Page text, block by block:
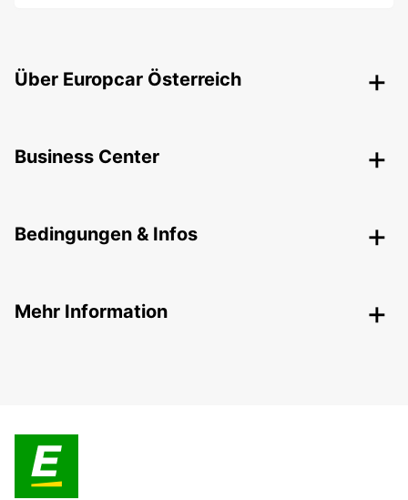
Über Europcar Österreich
Business Center
Bedingungen & Infos
Mehr Information